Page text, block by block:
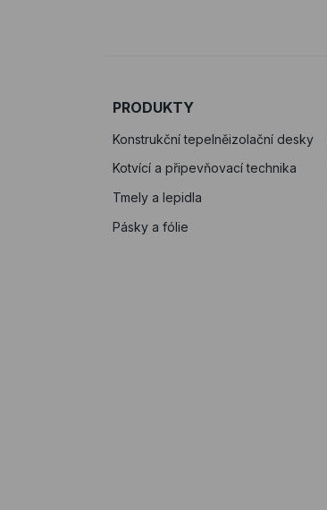
PRODUKTY
Konstrukční tepelněizolační desky
Kotvící a připevňovací technika
Tmely a lepidla
Pásky a fólie